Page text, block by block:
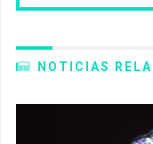
NOTICIAS